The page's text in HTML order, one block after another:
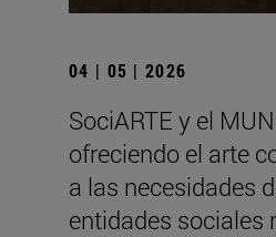
04 | 05 | 2026
SociARTE y el
ofreciendo el arte
a las necesidades
entidades sociales